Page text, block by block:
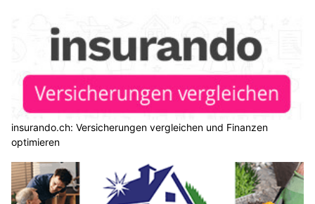
insurando.ch: Versicherungen vergleichen und Finanzen
optimieren